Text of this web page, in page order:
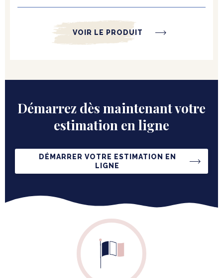
VOIR LE PRODUIT
Démarrez dès maintenant votre
estimation en ligne
DÉMARRER VOTRE ESTIMATION EN
LIGNE